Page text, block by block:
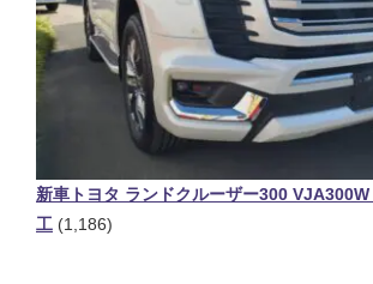
新車トヨタ ランドクルーザー300
工 (1,186)